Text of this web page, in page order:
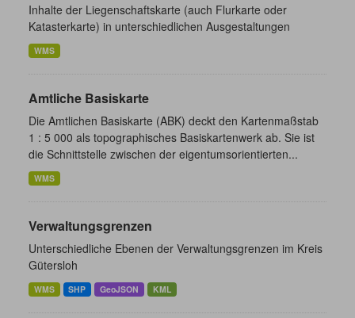
Inhalte der Liegenschaftskarte (auch Flurkarte oder
Katasterkarte) in unterschiedlichen Ausgestaltungen
WMS
Amtliche Basiskarte
Die Amtlichen Basiskarte (ABK) deckt den Kartenmaßstab
1 : 5 000 als topographisches Basiskartenwerk ab. Sie ist
die Schnittstelle zwischen der eigentumsorientierten...
WMS
Verwaltungsgrenzen
Unterschiedliche Ebenen der Verwaltungsgrenzen im Kreis
Gütersloh
WMS SHP GeoJSON KML